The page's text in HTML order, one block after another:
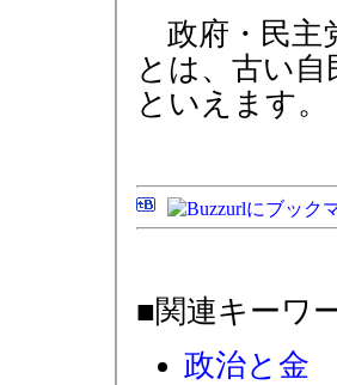
政府・民主
とは、古い
といえます
■関連キーワ
政治と金